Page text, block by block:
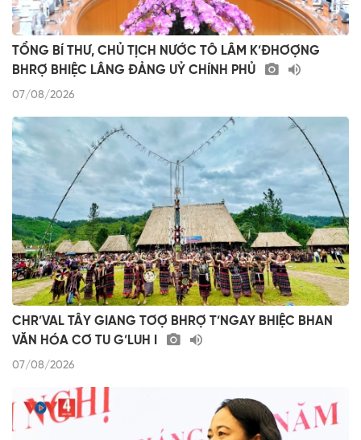
TỔNG BÍ THƯ, CHỦ TỊCH NƯỚC TÔ LÂM K’ĐHƠỢNG
BHRỢ BHIỆC LÂNG ĐẢNG UỶ CHÍNH PHỦ
07/08/2026
CHR’VAL TÂY GIANG TƠỢ BHRỢ T’NGAY BHIỆC BHAN
VĂN HÓA CƠ TU G’LUH I
07/08/2026